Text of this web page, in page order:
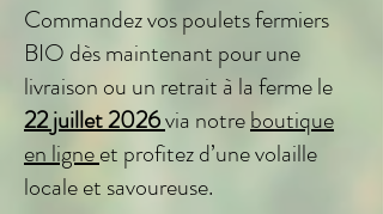
Commandez vos poulets fermiers
BIO dès maintenant pour une
livraison ou un retrait à la ferme le
22 juillet 2026via notreboutique
en ligneet profitez d’une volaille
locale et savoureuse.